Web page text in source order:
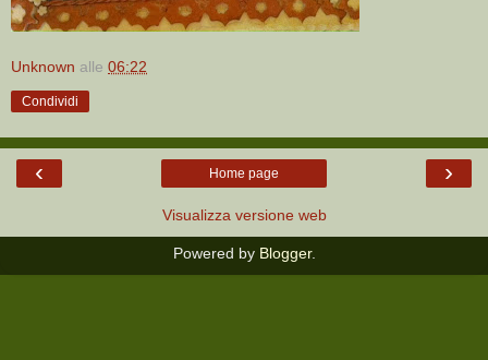
Unknown alle 06:22
Condividi
‹ ›
Home page
Visualizza versione web
Powered by Blogger.